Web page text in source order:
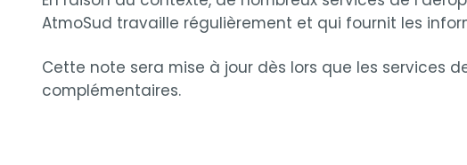
AtmoSud travaille régulièrement et qui fournit les
Cette note sera mise à jour dès lors que les services
complémentaires.